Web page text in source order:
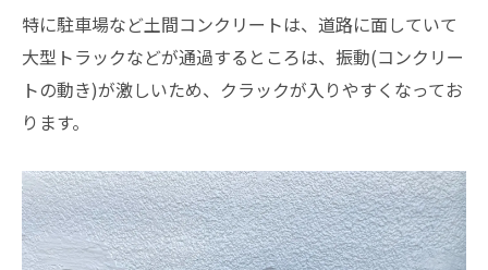
特に駐車場など土間コンクリートは、道路に面していて
大型トラックなどが通過するところは、振動(コンクリー
トの動き)が激しいため、クラックが入りやすくなってお
ります。